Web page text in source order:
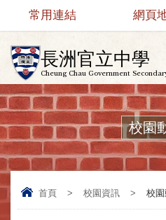
長洲官立中學
Cheung Chau Government
常用連結 網頁
校園
首頁 > 校園資訊 > 校